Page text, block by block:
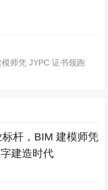
师凭 JYPC 证书领跑
杆，BIM 建模师凭
建造时代